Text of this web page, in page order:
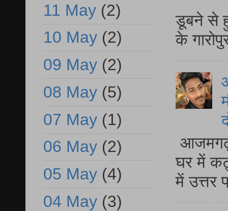
डूबने से
के
घर में
में
11 May (2)
10 May (2)
09 May (2)
08 May (5)
07 May (1)
06 May (2)
05 May (4)
04 May (3)